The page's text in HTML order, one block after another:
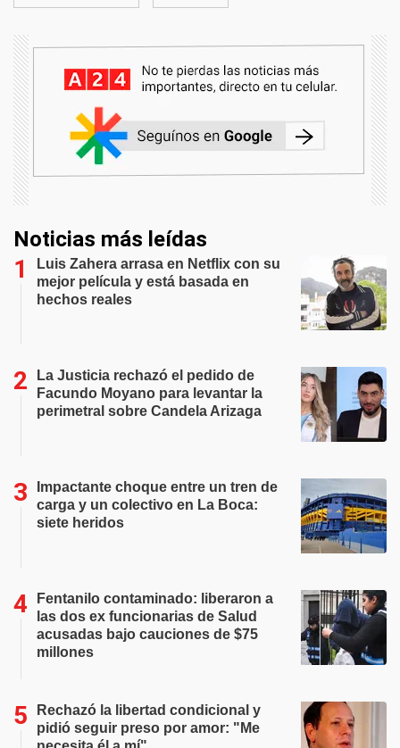
Noticias más leídas
Luis Zahera arrasa en Netflix con su
mejor película y está basada en
hechos reales
La Justicia rechazó el pedido de
Facundo Moyano para levantar la
perimetral sobre Candela Arizaga
Impactante choque entre un tren de
carga y un colectivo en La Boca:
siete heridos
Fentanilo contaminado: liberaron a
las dos ex funcionarias de Salud
acusadas bajo cauciones de $75
millones
Rechazó la libertad condicional y
pidió seguir preso por amor: "Me